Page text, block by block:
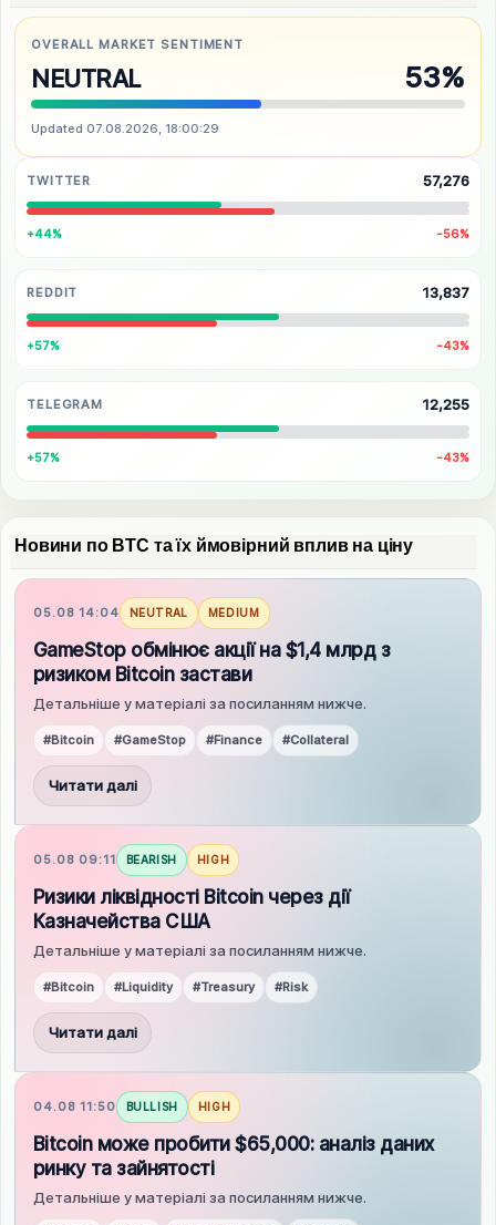
OVERALL MARKET SENTIMENT
NEUTRAL 53%
Updated 07.08.2026, 18:00:29
TWITTER 57,276
+44% -56%
REDDIT 13,837
+57% -43%
TELEGRAM 12,255
+57% -43%
Новини по BTC та їх ймовірний вплив на ціну
05.08 14:04 NEUTRAL MEDIUM
GameStop обмінює акції на $1,4 млрд з
ризиком Bitcoin застави
Детальніше у матеріалі за посиланням нижче.
#Bitcoin #GameStop #Finance #Collateral
Читати далі
05.08 09:11 BEARISH HIGH
Ризики ліквідності Bitcoin через дії
Казначейства США
Детальніше у матеріалі за посиланням нижче.
#Bitcoin #Liquidity #Treasury #Risk
Читати далі
04.08 11:50 BULLISH HIGH
Bitcoin може пробити $65,000: аналіз даних
ринку та зайнятості
Детальніше у матеріалі за посиланням нижче.